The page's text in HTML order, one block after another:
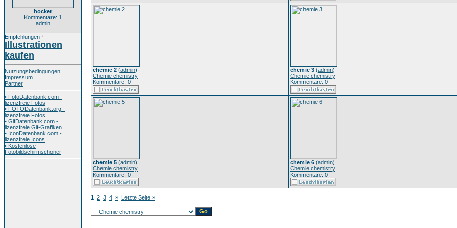
hocker
Kommentare: 1
admin
Empfehlungen *
Illustrationen
kaufen
Nutzungsbedingungen
Impressum
Partner
• FotoDatenbank.com -
lizenzfreie Fotos
• FOTODatenbank.org -
lizenzfreie Fotos
• GifDatenbank.com -
lizenzfreie Gif-Grafiken
• IconDatenbank.com -
lizenzfreie Icons
• Kostenlose
Fotobildschirmschoner
chemie 2 (admin)
Chemie chemistry
Kommentare: 0
chemie 3 (admin)
Chemie chemistry
Kommentare: 0
chemie 5 (admin)
Chemie chemistry
Kommentare: 0
chemie 6 (admin)
Chemie chemistry
Kommentare: 0
1 2 3 4 » Letzte Seite »